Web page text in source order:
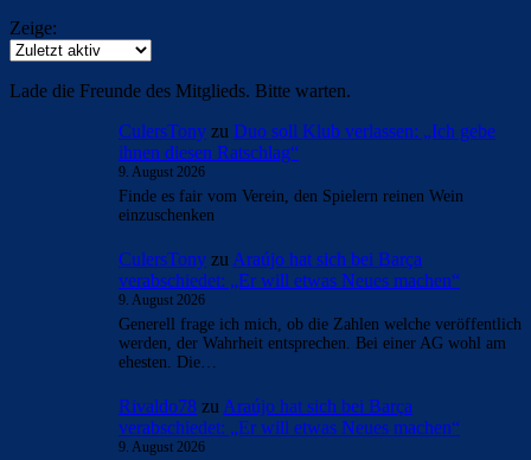
Zeige:
Lade die Freunde des Mitglieds. Bitte warten.
CulersTony zu Duo soll Klub verlassen: „Ich gebe
ihnen diesen Ratschlag“
9. August 2026
Finde es fair vom Verein, den Spielern reinen Wein
einzuschenken
CulersTony zu Araújo hat sich bei Barça
verabschiedet: „Er will etwas Neues machen“
9. August 2026
Generell frage ich mich, ob die Zahlen welche veröffentlich
werden, der Wahrheit entsprechen. Bei einer AG wohl am
ehesten. Die…
Rivaldo78 zu Araújo hat sich bei Barça
verabschiedet: „Er will etwas Neues machen“
9. August 2026